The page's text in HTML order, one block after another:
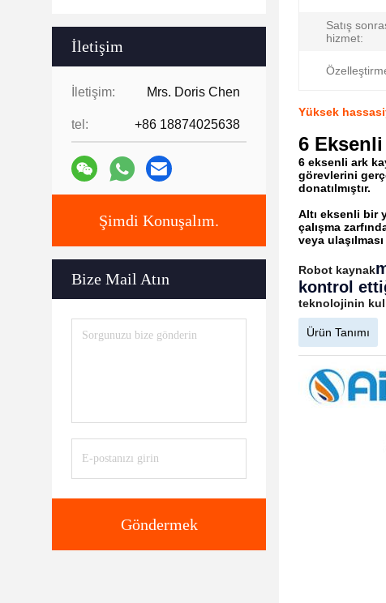
İletişim
İletişim: Mrs. Doris Chen
tel: +86 18874025638
Şimdi Konuşalım.
Bize Mail Atın
Göndermek
Satış
hizmet:
Yüksek
6
6 eksenli ark
görevlerini
donatılmıştır.
Altı eksenli bir
çalışma
veya
Robot kaynak
kontrol
teknolojinin
Ürün Tanımı